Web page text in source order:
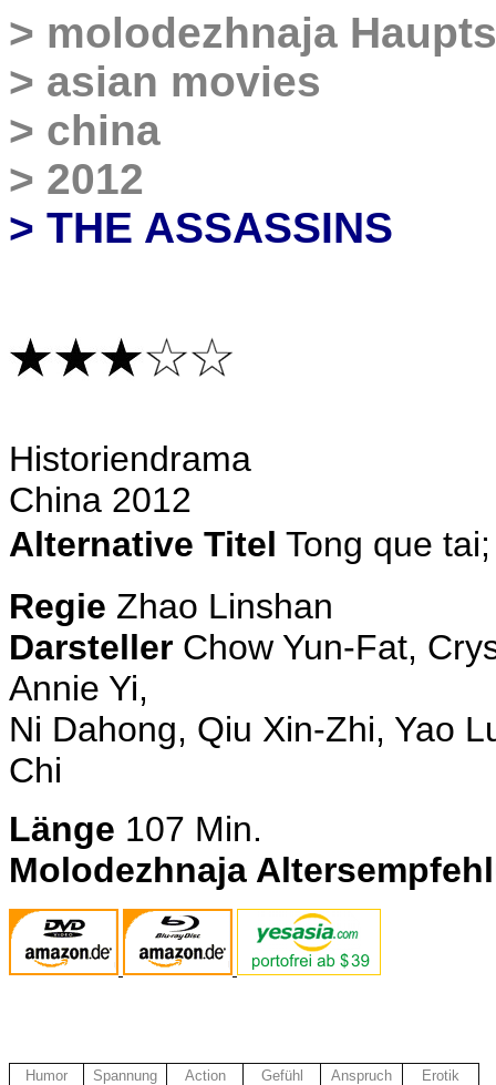
> molodezhnaja
> asian movies
> china
> 2012
> THE ASSASSINS
Historiendrama
China 2012
Alternative Titel Tong que
Regie Zhao Linshan
Darsteller Chow Yun-Fat,
Annie Yi,
Ni Dahong, Qiu Xin-Zhi, Yao
Chi
Länge 107 Min.
Molodezhnaja
Humor Spannung Action Gefühl Anspruch
Erotik